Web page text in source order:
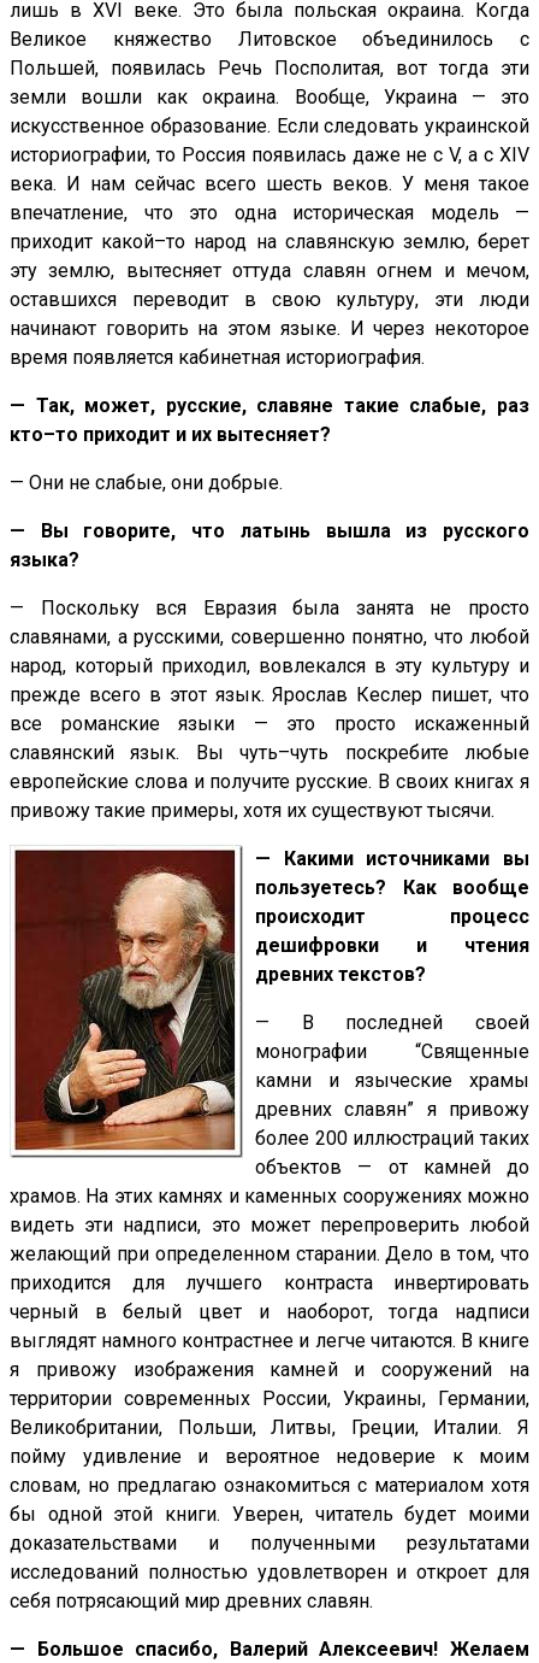
лишь в XVI веке. Это была польская окраина. Когда
Великое княжество Литовское объединилось с
Польшей, появилась Речь Посполитая, вот тогда эти
земли вошли как окраина. Вообще, Украина — это
искусственное образование. Если следовать украинской
историографии, то Россия появилась даже не с V, а с XIV
века. И нам сейчас всего шесть веков. У меня такое
впечатление, что это одна историческая модель —
приходит какой–то народ на славянскую землю, берет
эту землю, вытесняет оттуда славян огнем и мечом,
оставшихся переводит в свою культуру, эти люди
начинают говорить на этом языке. И через некоторое
время появляется кабинетная историография.
— Так, может, русские, славяне такие слабые, раз
кто–то приходит и их вытесняет?
— Они не слабые, они добрые.
— Вы говорите, что латынь вышла из русского
языка?
— Поскольку вся Евразия была занята не просто
славянами, а русскими, совершенно понятно, что любой
народ, который приходил, вовлекался в эту культуру и
прежде всего в этот язык. Ярослав Кеслер пишет, что
все романские языки — это просто искаженный
славянский язык. Вы чуть–чуть поскребите любые
европейские слова и получите русские. В своих книгах я
привожу такие примеры, хотя их существуют тысячи.
— Какими источниками вы
пользуетесь? Как вообще
происходит процесс
дешифровки и чтения
древних текстов?
— В последней своей
монографии “Священные
камни и языческие храмы
древних славян” я привожу
более 200 иллюстраций таких
объектов — от камней до
храмов. На этих камнях и каменных сооружениях можно
видеть эти надписи, это может перепроверить любой
желающий при определенном старании. Дело в том, что
приходится для лучшего контраста инвертировать
черный в белый цвет и наоборот, тогда надписи
выглядят намного контрастнее и легче читаются. В книге
я привожу изображения камней и сооружений на
территории современных России, Украины, Германии,
Великобритании, Польши, Литвы, Греции, Италии. Я
пойму удивление и вероятное недоверие к моим
словам, но предлагаю ознакомиться с материалом хотя
бы одной этой книги. Уверен, читатель будет моими
доказательствами и полученными результатами
исследований полностью удовлетворен и откроет для
себя потрясающий мир древних славян.
— Большое спасибо, Валерий Алексеевич! Желаем